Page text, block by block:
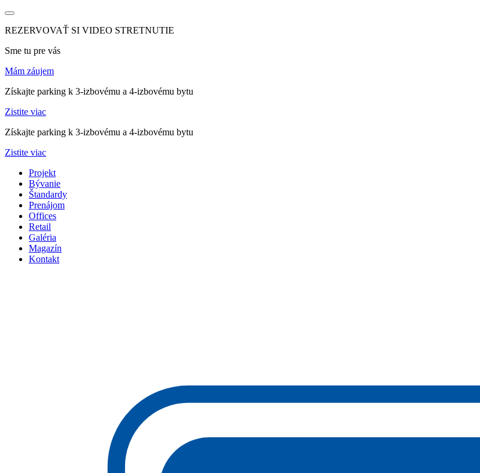
REZERVOVAŤ SI VIDEO STRETNUTIE
Sme tu pre vás
Mám záujem
Získajte parking k 3-izbovému a 4-izbovému bytu
Zistite viac
Získajte parking k 3-izbovému a 4-izbovému bytu
Zistite viac
Projekt
Bývanie
Štandardy
Prenájom
Offices
Retail
Galéria
Magazín
Kontakt